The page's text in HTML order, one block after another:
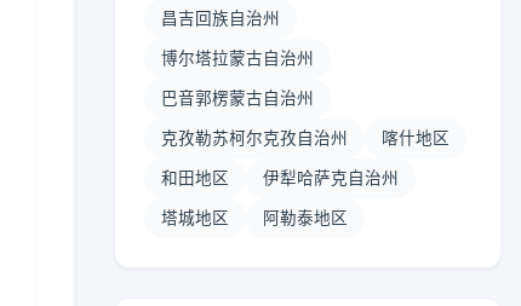
昌吉回族自治州
博尔塔拉蒙古自治州
巴音郭楞蒙古自治州
克孜勒苏柯尔克孜自治州 喀什地区
和田地区 伊犁哈萨克自治州
塔城地区 阿勒泰地区